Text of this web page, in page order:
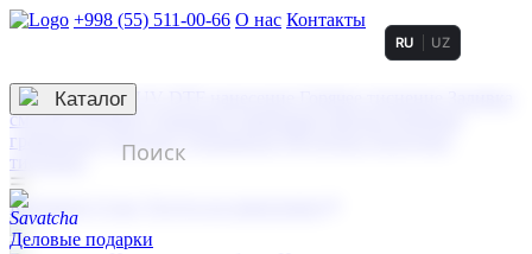
+998 (55) 511-00-66 О нас Контакты
3D гравировка
смолой (Doming)
гравировка твердая
тиснение
RU UZ
☰
Контакты
Каталог
Деловые подарки